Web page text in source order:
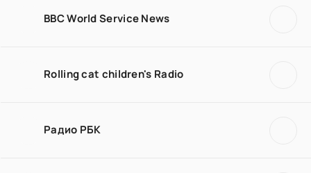
BBC World Service News
Rolling cat children's Radio
Радио РБК